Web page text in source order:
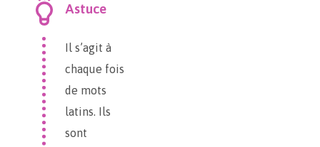
Astuce
Il s’agit à
chaque fois
de mots
latins. Ils
sont